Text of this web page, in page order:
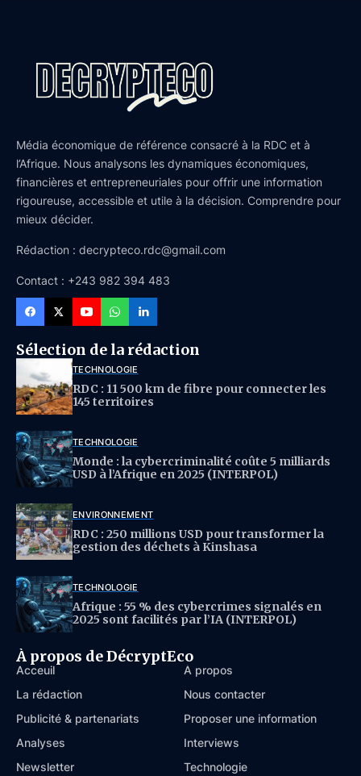
Média économique de référence consacré à la RDC et à
l’Afrique. Nous analysons les dynamiques économiques,
financières et entrepreneuriales pour offrir une information
rigoureuse, accessible et utile à la décision. Comprendre pour
mieux décider.
Rédaction : decrypteco.rdc@gmail.com
Contact : +243 982 394 483
Sélection de la rédaction
TECHNOLOGIE
RDC : 11 500 km de fibre pour connecter les
145 territoires
TECHNOLOGIE
Monde : la cybercriminalité coûte 5 milliards
USD à l’Afrique en 2025 (INTERPOL)
ENVIRONNEMENT
RDC : 250 millions USD pour transformer la
gestion des déchets à Kinshasa
TECHNOLOGIE
Afrique : 55 % des cybercrimes signalés en
2025 sont facilités par l’IA (INTERPOL)
À propos de DécryptEco
Acceuil
À propos
La rédaction
Nous contacter
Publicité & partenariats
Proposer une information
Analyses
Interviews
Newsletter
Technologie